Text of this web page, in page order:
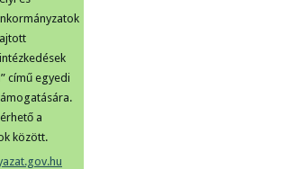
című egyedi
a
között.